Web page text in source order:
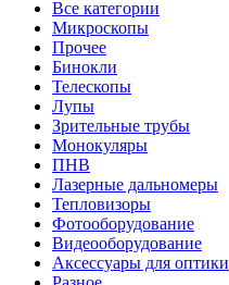
Все категории
Микроскопы
Прочее
Бинокли
Телескопы
Лупы
Зрительные трубы
Монокуляры
ПНВ
Лазерные дальномеры
Тепловизоры
Фотооборудование
Видеооборудование
Аксессуары для оптики